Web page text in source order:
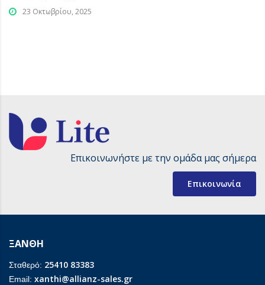
23 Οκτωβρίου, 2025
Επικοινωνήστε με την ομάδα μας σήμερα
Επικοινωνία
ΞΑΝΘΗ
Σταθερό: 25410 83383
Email: xanthi@allianz-sales.gr